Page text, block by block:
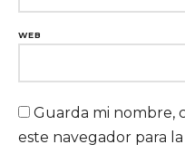
WEB
Guarda mi nombre,
este navegador para